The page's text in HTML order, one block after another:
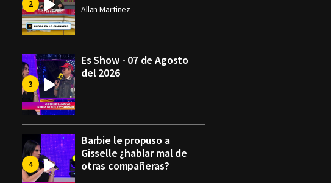
Allan Martinez
Es Show - 07 de Agosto
del 2026
Barbie le propuso a
Gisselle ¿hablar mal de
otras compañeras?